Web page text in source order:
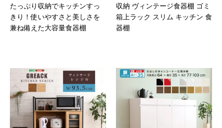
たっぷり収納でキッチンすっ
きり！使いやすさと美しさを
兼ね備えた大容量食器棚
収納 ヴィンテージ食器棚 ゴミ
箱上ラック スリム キッチン 食
器棚